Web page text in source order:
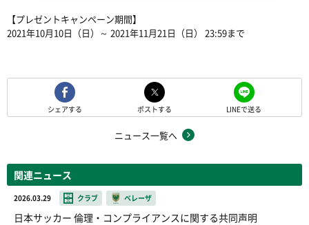
【プレゼントキャンペーン期間】
2021年10月10日（日）～ 2021年11月21日（日） 23:59まで
シェアする ポストする LINEで送る
ニュース一覧へ
関連ニュース
2026.03.29 クラブ ベレーザ
日本サッカー 倫理・コンプライアンスに関する共同声明